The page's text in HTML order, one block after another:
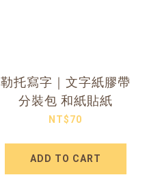
勒托寫字｜文字紙膠帶
分裝包 和紙貼紙
NT$70
ADD TO CART